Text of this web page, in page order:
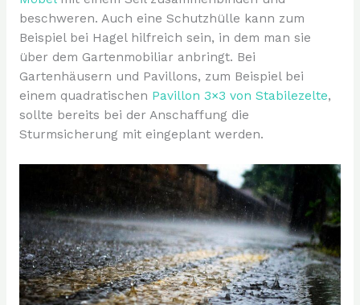
beschweren. Auch eine Schutzhülle kann zum
Beispiel bei Hagel hilfreich sein, in dem man sie
über dem Gartenmobiliar anbringt. Bei
Gartenhäusern und Pavillons, zum Beispiel bei
einem quadratischen Pavillon 3×3 von Stabilezelte,
sollte bereits bei der Anschaffung die
Sturmsicherung mit eingeplant werden.